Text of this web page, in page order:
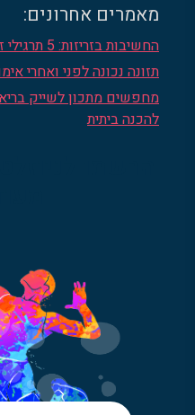
מאמרים אחרונים:
החשיבות בזריזות: 5 תרגילי זריזות שיהפכו אתכם לאלופים
תזונה נכונה לפני ואחרי
להכנה ביתית